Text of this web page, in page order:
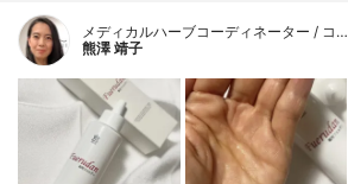
メディカルハーブコーディネーター / コ…
熊澤 靖子